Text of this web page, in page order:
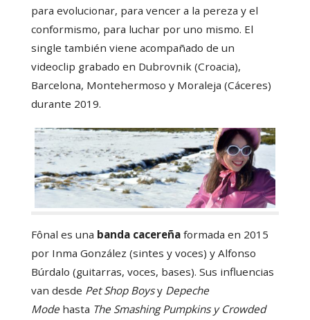
para evolucionar, para vencer a la pereza y el
conformismo, para luchar por uno mismo. El
single también viene acompañado de un
videoclip grabado en Dubrovnik (Croacia),
Barcelona, Montehermoso y Moraleja (Cáceres)
durante 2019.
Fônal es una banda cacereña formada en 2015
por Inma González (sintes y voces) y Alfonso
Búrdalo (guitarras, voces, bases). Sus influencias
van desde Pet Shop BoysyDepeche
Mode hasta The Smashing Pumpkins y Crowded